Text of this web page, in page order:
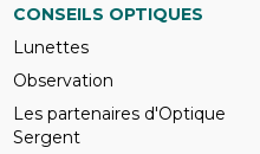
CONSEILS OPTIQUES
Lunettes
Observation
Les partenaires d'Optique
Sergent